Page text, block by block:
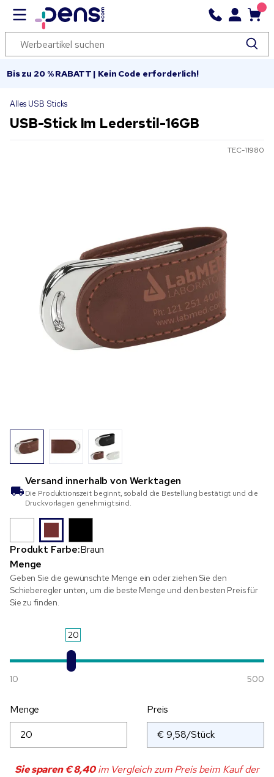
Bis zu 20 % RABATT | Kein Code erforderlich!
Alles USB Sticks
USB-Stick Im Lederstil-16GB
TEC-11980
Versand innerhalb von Werktagen
Die Produktionszeit beginnt, sobald die Bestellung bestätigt und die
Druckvorlagen genehmigt sind.
Produkt Farbe:Braun
Menge
Geben Sie die gewünschte Menge ein oder ziehen Sie den
Schieberegler unten, um die beste Menge und den besten Preis für
Sie zu finden.
20
10 500
Menge Preis
Sie sparen€ 8,40im Vergleich zum Preis beim Kauf der